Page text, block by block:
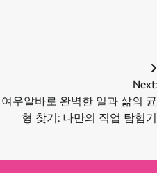
Next:
여우알바로 완벽한 일과 삶의 균
형 찾기: 나만의 직업 탐험기